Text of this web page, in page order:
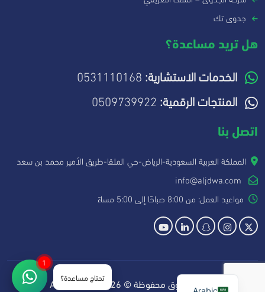
جدوى تك
هل تريد مساعدة؟
الخدمات الاستشارية:
المنتجات الرقمية:
اتصل بنا
المملكة العربية السعودية-الرياض-حي الملقا-طريق الأمير محمد بن سعد
مواعيد العمل: من 8:00 صباحًا إلى 5:00 مساءً
جميع الحقوق محفوظة © 2026 Aljdwa.com
1
تحتاج مساعدة؟